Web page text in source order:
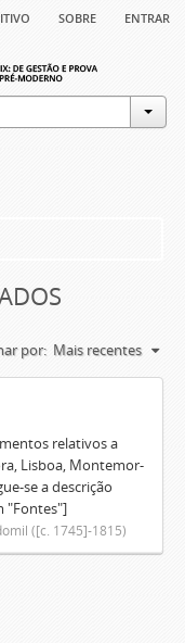
sobre entrar
por: Mais recentes
relativos a
Lisboa, Montemor-
se a descrição
"Fontes"]
([c. 1745]-1815)